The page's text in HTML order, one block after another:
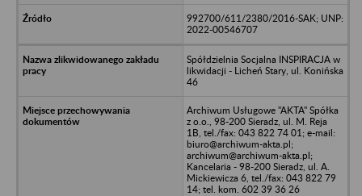
992700/611/2380/2016-SAK; UNP:
2022-00546707
Spółdzielnia Socjalna INSPIRACJA w
likwidacji - Licheń Stary, ul. Konińska
46
Archiwum Usługowe "AKTA" Spółka
z o.o., 98-200 Sieradz, ul. M. Reja
1B, tel./fax: 043 822 74 01; e-mail:
biuro@archiwum-akta.pl;
archiwum@archiwum-akta.pl;
Kancelaria - 98-200 Sieradz, ul. A.
Mickiewicza 6, tel./fax: 043 822 79
14; tel. kom. 602 39 36 26